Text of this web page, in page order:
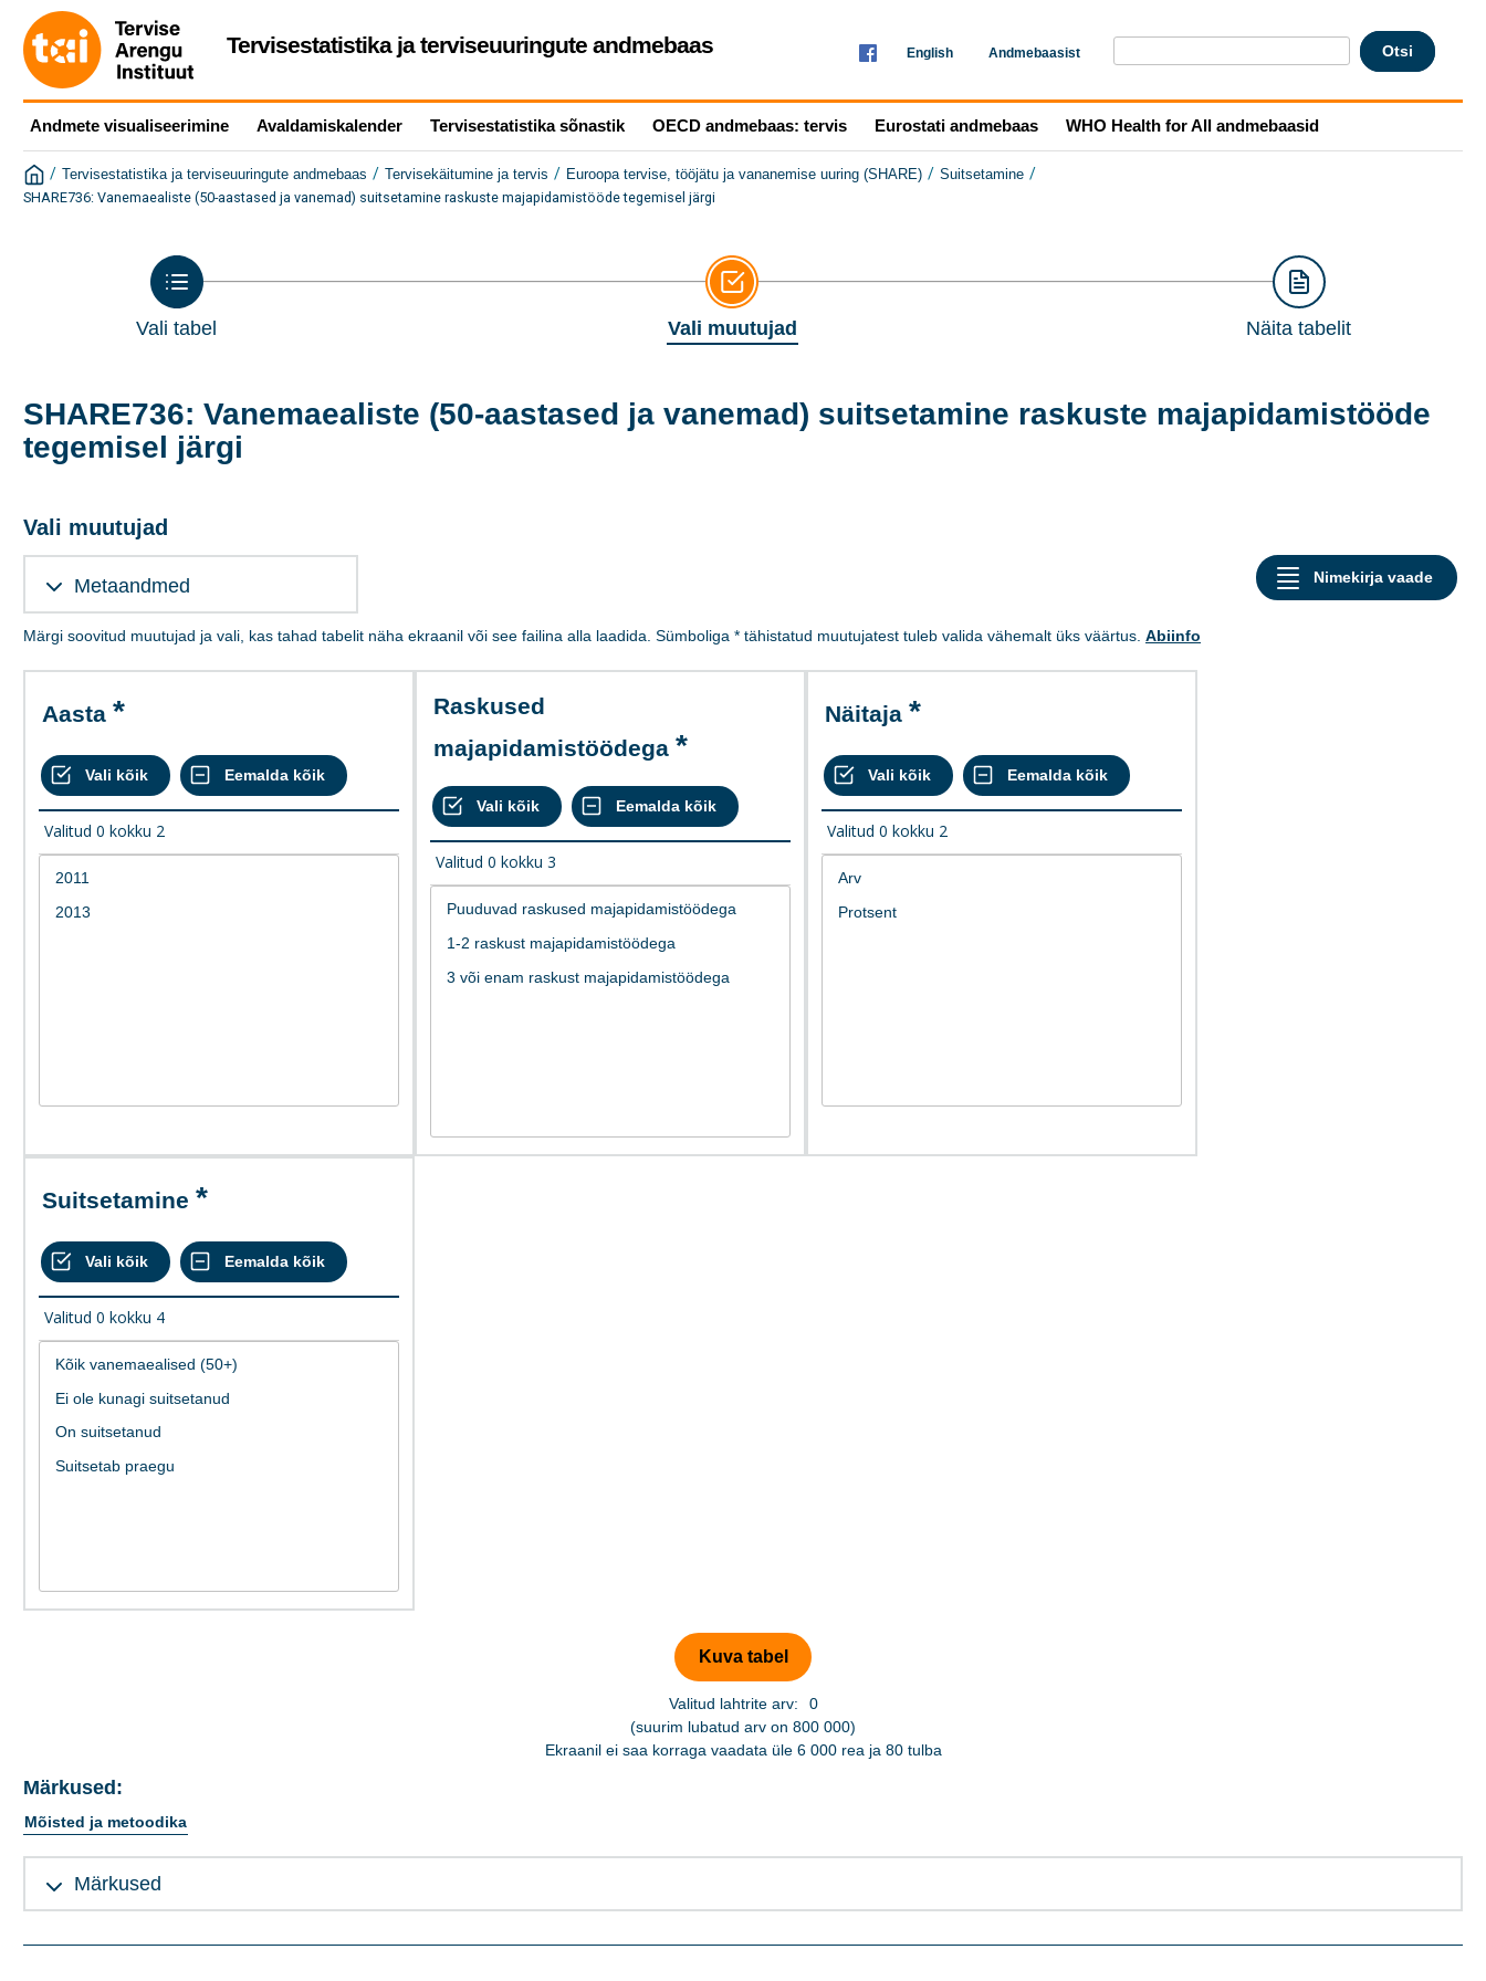
Tervisestatistika ja terviseuuringute andmebaas English Andmebaasist
Andmete visualiseerimine Avaldamiskalender Tervisestatistika sõnastik OECD andmebaas: tervis Eurostati andmebaas WHO Health for All andmebaasid
/ Tervisestatistika ja terviseuuringute andmebaas / Tervisekäitumine ja tervis / Euroopa tervise, tööjätu ja vananemise uuring (SHARE) / Suitsetamine /
SHARE736: Vanemaealiste (50-aastased ja vanemad) suitsetamine raskuste majapidamistööde tegemisel järgi
Vali tabel Vali muutujad Näita tabelit
SHARE736: Vanemaealiste (50-aastased ja vanemad) suitsetamine raskuste majapidamistööde
tegemisel järgi
Vali muutujad
Metaandmed
Märgi soovitud muutujad ja vali, kas tahad tabelit näha ekraanil või see failina alla laadida. Sümboliga * tähistatud muutujatest tuleb valida vähemalt üks väärtus. Abiinfo
Aasta
Valitud 0 kokku 2
Raskused
majapidamistöödega
Valitud 0 kokku 3
Näitaja
Valitud 0 kokku 2
Suitsetamine
Valitud 0 kokku 4
Valitud lahtrite arv:
0
(suurim lubatud arv on 800 000)
Ekraanil ei saa korraga vaadata üle 6 000 rea ja 80 tulba
Märkused:
Mõisted ja metoodika
Märkused